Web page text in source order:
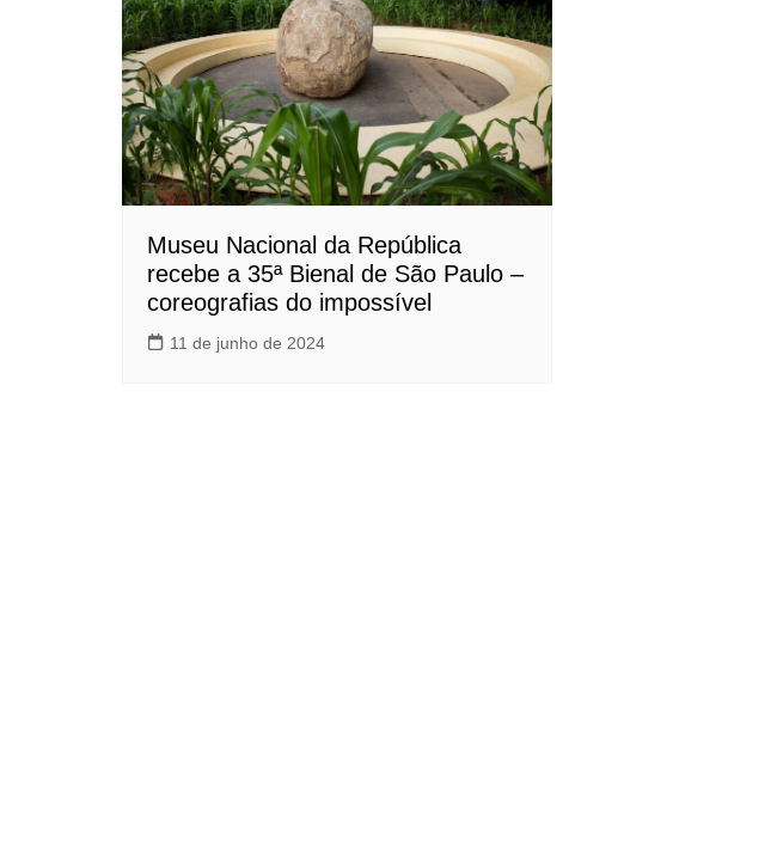
Museu Nacional da República
recebe a 35ª Bienal de São Paulo –
coreografias do impossível
11 de junho de 2024